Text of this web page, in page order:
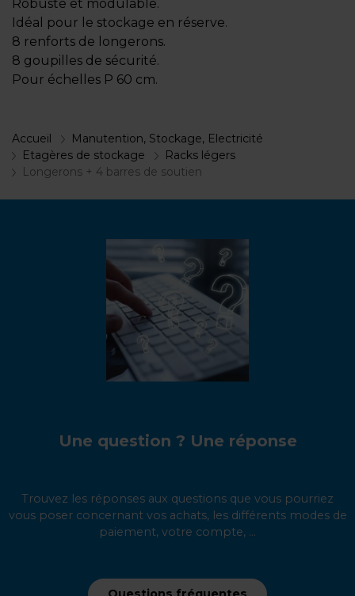
Robuste et modulable.
Idéal pour le stockage en réserve.
8 renforts de longerons.
8 goupilles de sécurité.
Pour échelles P 60 cm.
Accueil
Manutention, Stockage, Electricité
Etagères de stockage
Racks légers
Longerons + 4 barres de soutien
Une question ? Une réponse
Trouvez les réponses aux questions que vous pourriez
vous poser concernant vos achats, les différents modes de
paiement, votre compte, ...